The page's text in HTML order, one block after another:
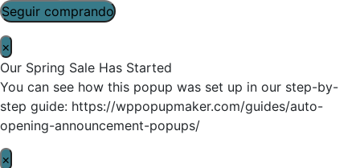
Seguir comprando
×
Our Spring Sale Has Started
You can see how this popup was set up in our step-by-
step guide: https://wppopupmaker.com/guides/auto-
opening-announcement-popups/
×